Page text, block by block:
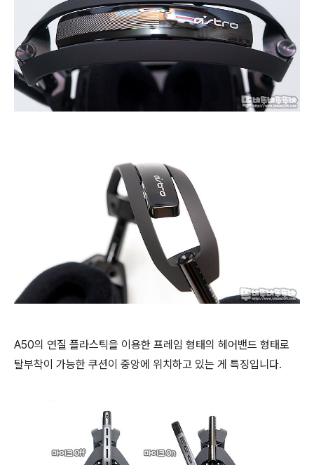
A50의 연질 플라스틱을 이용한 프레임 형태의 헤어밴드 형태로
탈부착이 가능한 쿠션이 중앙에 위치하고 있는 게 특징입니다.